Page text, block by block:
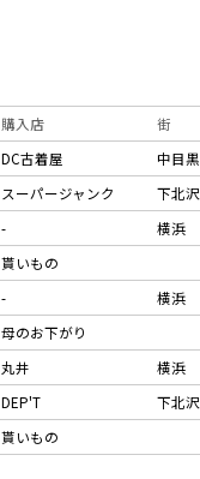
購入店 街
DC古着屋 中目黒
スーパージャンク 下北沢
- 横浜
貰いもの
- 横浜
母のお下がり
丸井 横浜
DEP'T 下北沢
貰いもの